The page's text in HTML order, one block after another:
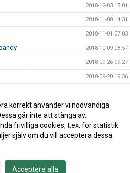
2018-12-03 15:01
2018-11-08 14:31
2018-11-01 07:03
2018-10-09 08:57
2018-09-26 09:27
2018-09-20 19:56
2018-09-07 07:25
2018-08-31 20:13
korrekt använder vi nödvändiga
går inte att stänga av.
frivilliga cookies, t.ex. för statistik
själv om du vill acceptera dessa.
Acceptera alla